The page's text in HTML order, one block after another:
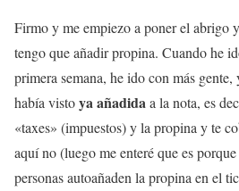
Firmo y me empiezo a poner el abrigo
tengo que añadir propina. Cuando he
primera semana, he ido con más
había vistoya añadidaa la nota, es
«taxes» (impuestos) y la propina y te
aquí no (luego me enteré que es
personas autoañaden la propina en el